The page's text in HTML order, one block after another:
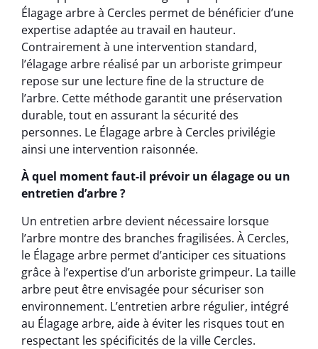
Élagage arbre à Cercles permet de bénéficier d’une
expertise adaptée au travail en hauteur.
Contrairement à une intervention standard,
l’élagage arbre réalisé par un arboriste grimpeur
repose sur une lecture fine de la structure de
l’arbre. Cette méthode garantit une préservation
durable, tout en assurant la sécurité des
personnes. Le Élagage arbre à Cercles privilégie
ainsi une intervention raisonnée.
À quel moment faut-il prévoir un élagage ou un
entretien d’arbre ?
Un entretien arbre devient nécessaire lorsque
l’arbre montre des branches fragilisées. À Cercles,
le Élagage arbre permet d’anticiper ces situations
grâce à l’expertise d’un arboriste grimpeur. La taille
arbre peut être envisagée pour sécuriser son
environnement. L’entretien arbre régulier, intégré
au Élagage arbre, aide à éviter les risques tout en
respectant les spécificités de la ville Cercles.